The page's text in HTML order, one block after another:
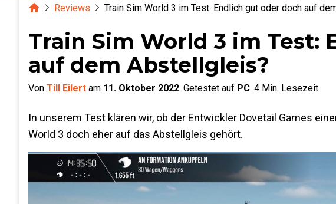
HomeReviews Train Sim World 3 im Test: Endlich gut oder doch auf
Train Sim World 3 im Test:
auf dem Abstellgleis?
Von Till Eilert am 11. Oktober 2022. Getestet auf PC. 4 Min. Lesezeit.
In unserem Test klären wir, ob der Entwickler Dovetail Games
World 3 doch eher auf das Abstellgleis gehört.